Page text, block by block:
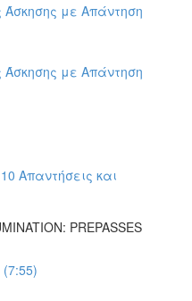
Άσκησης με Απάντηση
Άσκησης με Απάντηση
Απαντήσεις και
PREPASSES